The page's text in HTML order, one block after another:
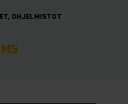
OHJELMISTOT